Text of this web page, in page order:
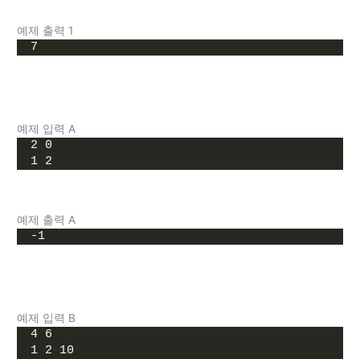
예제 출력 1
7
예제 입력 A
2 0
1 2
예제 출력 A
-1
예제 입력 B
4 6
1 2 10